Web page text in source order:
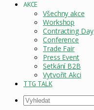
AKCE
Všechny akce
Workshop
Contracting Day
Conference
Trade Fair
Press Event
Setkání B2B
Vytvořit Akci
TTG TALK